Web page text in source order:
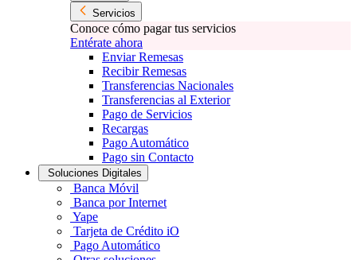
Servicios
Conoce cómo pagar tus servicios
Entérate ahora
Enviar Remesas
Recibir Remesas
Transferencias Nacionales
Transferencias al Exterior
Pago de Servicios
Recargas
Pago Automático
Pago sin Contacto
Soluciones Digitales
Banca Móvil
Banca por Internet
Yape
Tarjeta de Crédito iO
Pago Automático